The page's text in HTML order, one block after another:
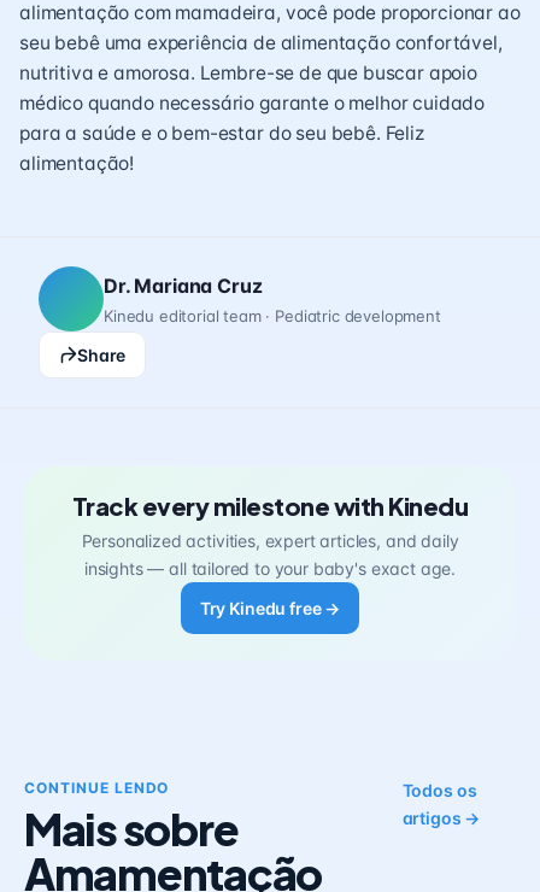
alimentação com mamadeira, você pode proporcionar ao
seu bebê uma experiência de alimentação confortável,
nutritiva e amorosa. Lembre-se de que buscar apoio
médico quando necessário garante o melhor cuidado
para a saúde e o bem-estar do seu bebê. Feliz
alimentação!
Dr. Mariana Cruz
Kinedu editorial team · Pediatric development
Share
Track every milestone with Kinedu
Personalized activities, expert articles, and daily
insights — all tailored to your baby's exact age.
Try Kinedu free →
CONTINUE LENDO
Mais sobre
Amamentação
Todos os
artigos →